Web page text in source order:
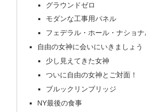
グラウンドゼロ
モダンな工事用パネル
フェデラル・ホール・ナショ
自由の女神に会いにいきましょう
少し見えてきた女神
ついに自由の女神とご対面！
ブルックリンブリッジ
NY最後の食事